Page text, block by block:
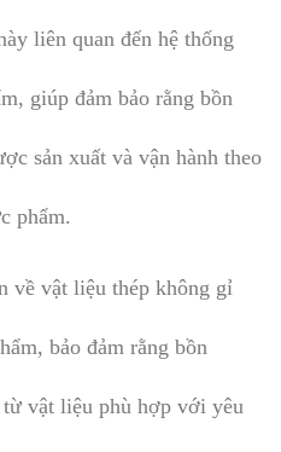
liên quan đến hệ thống
giúp đảm bảo rằng bồn
sản xuất và vận hành theo
phẩm.
về vật liệu thép không gỉ
bảo đảm rằng bồn
vật liệu phù hợp với yêu